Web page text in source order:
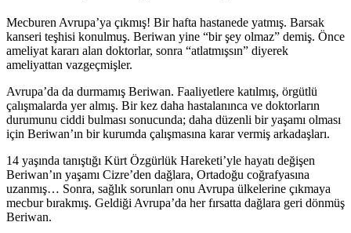
Mecburen Avrupa’ya çıkmış! Bir hafta hastanede yatmış. Barsak
kanseri teşhisi konulmuş. Beriwan yine “bir şey olmaz” demiş. Önce
ameliyat kararı alan doktorlar, sonra “atlatmışsın” diyerek
ameliyattan vazgeçmişler.
Avrupa’da da durmamış Beriwan. Faaliyetlere katılmış, örgütlü
çalışmalarda yer almış. Bir kez daha hastalanınca ve doktorların
durumunu ciddi bulması sonucunda; daha düzenli bir yaşamı olması
için Beriwan’ın bir kurumda çalışmasına karar vermiş arkadaşları.
14 yaşında tanıştığı Kürt Özgürlük Hareketi’yle hayatı değişen
Beriwan’ın yaşamı Cizre’den dağlara, Ortadoğu coğrafyasına
uzanmış… Sonra, sağlık sorunları onu Avrupa ülkelerine çıkmaya
mecbur bırakmış. Geldiği Avrupa’da her fırsatta dağlara geri dönmüş
Beriwan.